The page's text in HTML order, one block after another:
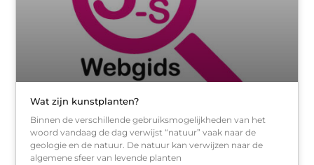
Wat zijn kunstplanten?
Binnen de verschillende gebruiksmogelijkheden van het
woord vandaag de dag verwijst “natuur” vaak naar de
geologie en de natuur. De natuur kan verwijzen naar de
algemene sfeer van levende planten